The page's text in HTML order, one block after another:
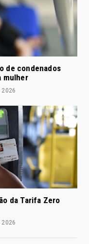
de condenados
mulher
da Tarifa Zero